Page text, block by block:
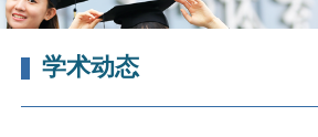
学术动态